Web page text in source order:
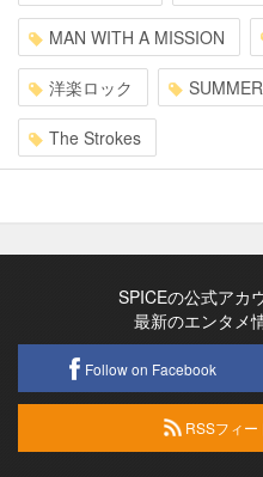
MAN WITH A MISSION
洋楽ロック
The Strokes
SPICEの公式アカ
最新のエンタメ
Follow on Facebook
RSSフィー